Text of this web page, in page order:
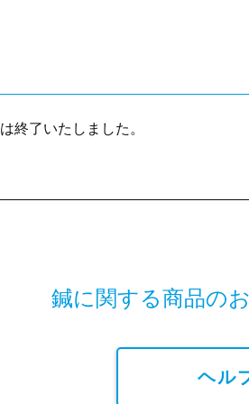
は終了いたしました。
鍼に関する商品の
ヘル